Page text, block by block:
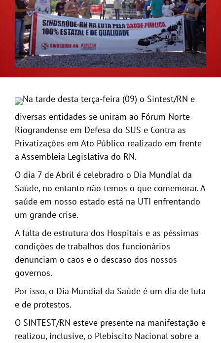
GALERIA
Na tarde desta terça-feira (09) o Sintest/RN e
diversas entidades se uniram ao Fórum Norte-
Riograndense em Defesa do SUS e Contra as
Privatizações em Ato Público realizado em frente
a Assembleia Legislativa do RN.
O dia 7 de Abril é celebradro o Dia Mundial da
Saúde, no entanto não temos o que comemorar. A
saúde em nosso estado está na UTI enfrentando
um grande crise.
A falta de estrutura dos Hospitais e as péssimas
condições de trabalhos dos funcionários
denunciam o caos e o descaso dos nossos
governos.
Por isso, o Dia Mundial da Saúde é um dia de luta
e de protestos.
O SINTEST/RN esteve presente na manifestação e
realizou, inclusive, o Plebiscito Nacional sobre a